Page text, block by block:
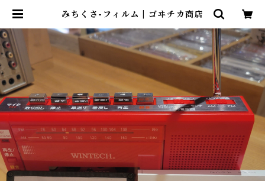
みちくさ-フィルム | ゴヰチカ商店